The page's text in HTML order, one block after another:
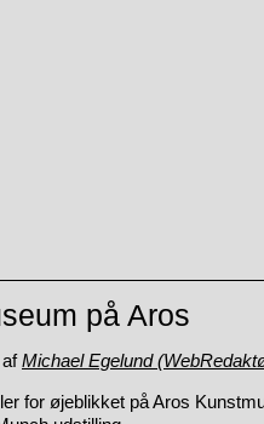
på Aros
afMichael Egelund
for øjeblikket på Aros